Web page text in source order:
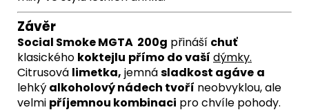
Závěr
Social Smoke MGTA 200g přináší chuť
klasického koktejlu přímo do vaší dýmky.
Citrusová limetka, jemnásladkost agáve a
lehký alkoholový nádech tvoří neobvyklou, ale
velmi příjemnou kombinaci pro chvíle pohody.